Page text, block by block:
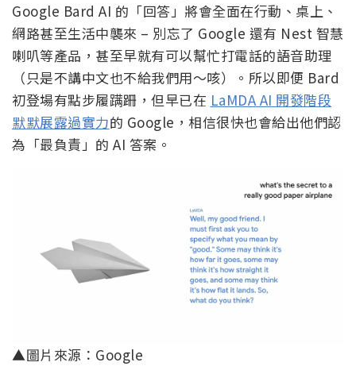
Google Bard AI 的「回答」將會全面在行動、桌上、
網路甚至生活中襲來 – 別忘了 Google 還有 Nest 智慧
喇叭等產品，甚至早就有可以幫忙打電話的語音助理
（只是不講中文也不給我們用～咳）。所以即便 Bard
初登場有點步履蹒跚，但早已在 LaMDA AI 開發階段
默默展露過實力的 Google，相信很快也會給出他們認
為「最負責」的 AI 答案。
▲圖片來源：Google